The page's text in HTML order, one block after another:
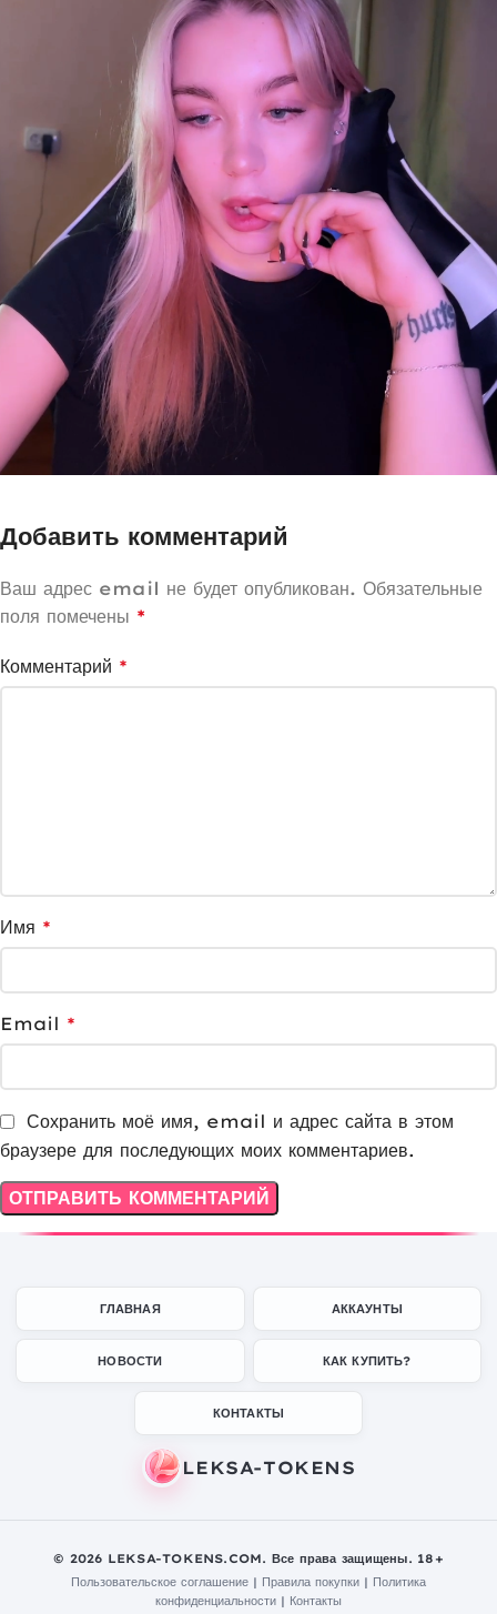
Добавить комментарий
Ваш адрес email не будет опубликован. Обязательные
поля помечены *
Комментарий *
Имя *
Email *
Сохранить моё имя, email и адрес сайта в этом
браузере для последующих моих комментариев.
ГЛАВНАЯ АККАУНТЫ
НОВОСТИ КАК КУПИТЬ?
КОНТАКТЫ
© 2026 LEKSA-TOKENS.COM. Все права защищены. 18+
Пользовательское соглашение | Правила покупки | Политика
конфиденциальности | Контакты